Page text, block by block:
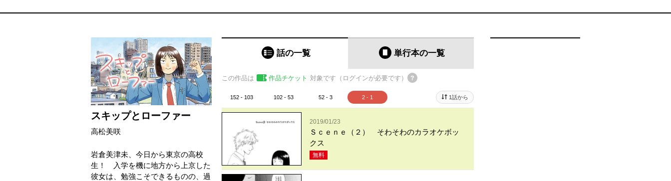
スキップとローファー
高松美咲
岩倉美津未、今日から東京の高校
生！ 入学を機に地方から上京した
彼女は、勉強こそできるものの、過
話の一覧 単行本の一覧
この作品は 作品チケット 対象です（ログインが必要です）
152 - 103 102 - 53 52 - 3 2 - 1 1話から
2019/01/23
Ｓｃｅｎｅ（２） そわそわのカラオケボッ
クス
無料